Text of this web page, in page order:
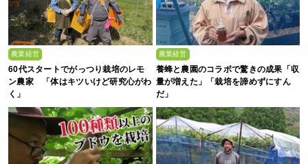
農業経営
60代スタートでがっつり栽培のレモ
ン農家 「体はキツいけど研究心がわ
く」
農業経営
養蜂と農園のコラボで驚きの成果「収
量が増えた」「栽培を諦めずにすん
だ」